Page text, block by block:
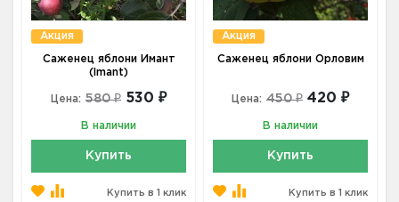
Акция
Саженец яблони Имант
(Imant)
Цена: 580 ₽ 530 ₽
В наличии
Купить
Купить в 1 клик
Акция
Саженец яблони Орловим
Цена: 450 ₽ 420 ₽
В наличии
Купить
Купить в 1 клик